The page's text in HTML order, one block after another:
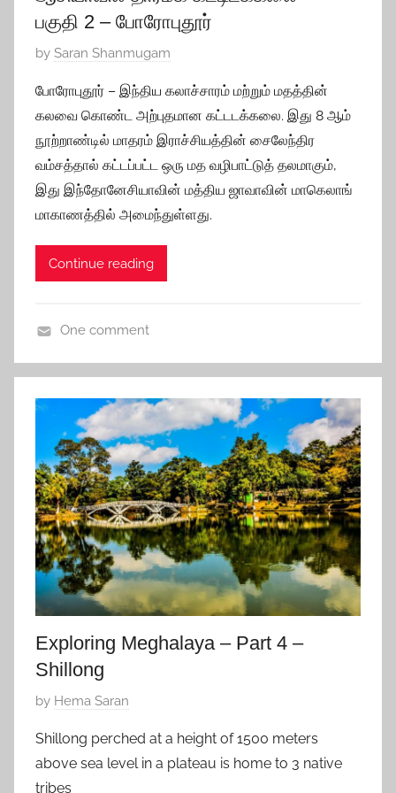
பகுதி 2 – போரோபுதூர்
P
s
t
e
d
o
n
p
e
b
e
2
,
2
0
1
8
by Saran Shanmugam
போரோபுதூர் – இந்திய கலாச்சாரம் மற்றும் மதத்தின்
கலவை கொண்ட அற்புதமான கட்டடக்கலை. இது 8 ஆம்
நூற்றாண்டில் மாதரம் இராச்சியத்தின் சைலேந்திர
வம்சத்தால் கட்டப்பட்ட ஒரு மத வழிபாட்டுத் தலமாகும்,
இது இந்தோனேசியாவின் மத்திய ஜாவாவின் மாகெலாங்
மாகாணத்தில் அமைந்துள்ளது.
Continue reading
n
d
e
s
i
a
,
Z
f
v
o
r
t
e
One comment
Exploring Meghalaya – Part 4 –
Shillong
P
s
t
by Hema Saran
Shillong perched at a height of 1500 meters
above sea level in a plateau is home to 3 native
tribes